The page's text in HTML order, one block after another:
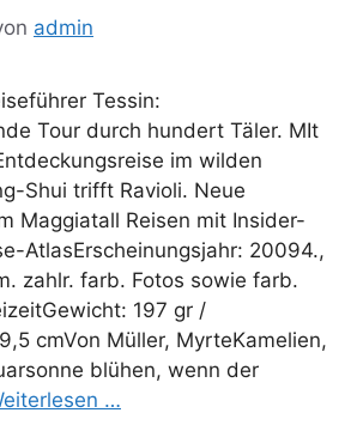
admin
Tessin:
Tour durch hundert Täler. MIt
im wilden
Shui trifft Ravioli. Neue
Maggiatall Reisen mit Insider-
AtlasErscheinungsjahr: 20094.,
zahlr. farb. Fotos sowie farb.
197 gr /
cmVon Müller, MyrteKamelien,
blühen, wenn der
…